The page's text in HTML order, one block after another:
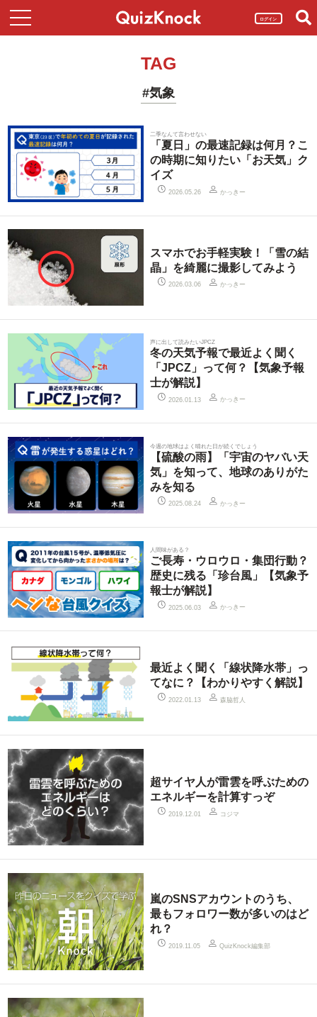
ログイン
TAG
#気象
二季なんて言わせない
「夏日」の最速記録は何月？こ
の時期に知りたい「お天気」ク
イズ
2026.05.26 かっきー
スマホでお手軽実験！「雪の結
晶」を綺麗に撮影してみよう
2026.03.06 かっきー
声に出して読みたいJPCZ
冬の天気予報で最近よく聞く
「JPCZ」って何？【気象予報
士が解説】
2026.01.13 かっきー
今週の地球はよく晴れた日が続くでしょう
【硫酸の雨】「宇宙のヤバい天
気」を知って、地球のありがた
みを知る
2025.08.24 かっきー
人間味がある？
ご長寿・ウロウロ・集団行動？
歴史に残る「珍台風」【気象予
報士が解説】
2025.06.03 かっきー
最近よく聞く「線状降水帯」っ
てなに？【わかりやすく解説】
2022.01.13 森脇哲人
超サイヤ人が雷雲を呼ぶための
エネルギーを計算すっぞ
2019.12.01 コジマ
嵐のSNSアカウントのうち、
最もフォロワー数が多いのはど
れ？
2019.11.05 QuizKnock編集部